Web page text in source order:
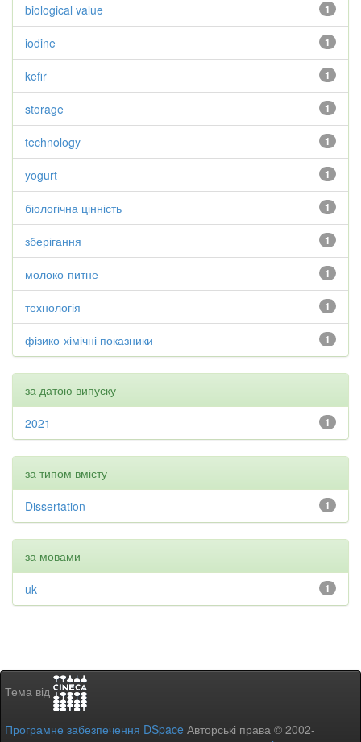
1
biological value
1
iodine
1
kefir
1
storage
1
technology
1
yogurt
1
біологічна цінність
1
зберігання
1
молоко-питне
1
технологія
1
фізико-хімічні показники
за датою випуску
1
2021
за типом вмісту
1
Dissertation
за мовами
1
uk
Тема від
Програмне забезпечення DSpace Авторські права © 2002-